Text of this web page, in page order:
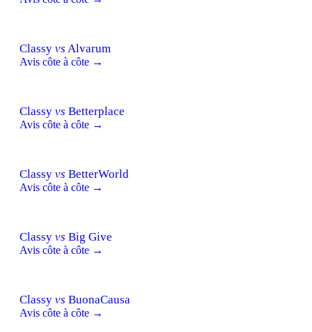
Classy vs Alvarum
Avis côte à côte →
Classy vs Betterplace
Avis côte à côte →
Classy vs BetterWorld
Avis côte à côte →
Classy vs Big Give
Avis côte à côte →
Classy vs BuonaCausa
Avis côte à côte →